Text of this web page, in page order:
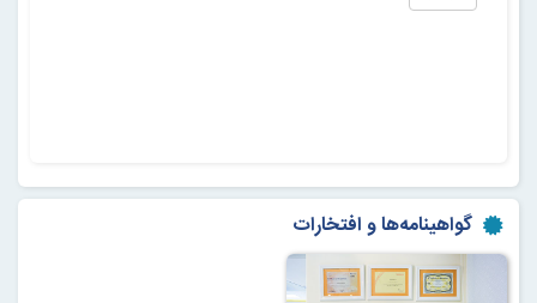
گواهینامه‌ها و افتخارات